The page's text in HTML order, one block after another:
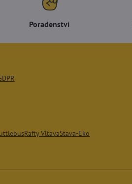
Poradenství
Rafty VltavaStava-Eko